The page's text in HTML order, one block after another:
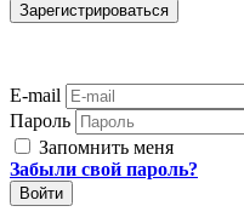
E-mail
Пароль
Запомнить меня
Забыли свой пароль?